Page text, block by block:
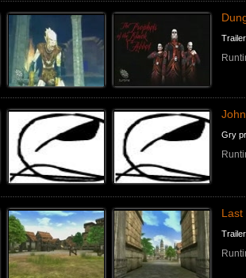
Gry
Last